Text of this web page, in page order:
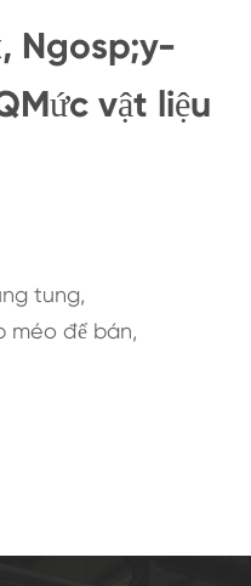
Ngosp;y-
vật liệu
tung,
méo để bán,